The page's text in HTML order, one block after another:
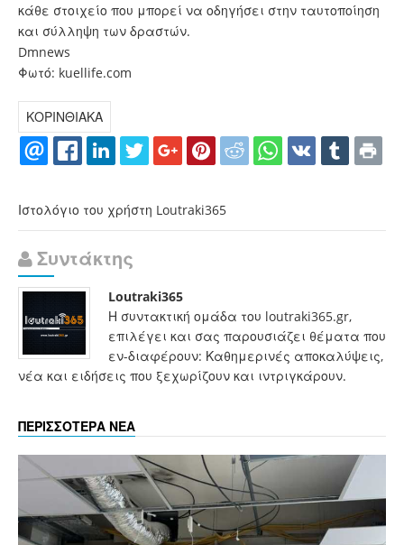
κάθε στοιχείο που μπορεί να οδηγήσει στην ταυτοποίηση
και σύλληψη των δραστών.
Dmnews
Φωτό: kuellife.com
ΚΟΡΙΝΘΙΑΚΑ
Ιστολόγιο του χρήστη Loutraki365
Συντάκτης
Loutraki365
Η συντακτική ομάδα του loutraki365.gr,
επιλέγει και σας παρουσιάζει θέματα που
εν-διαφέρουν: Καθημερινές αποκαλύψεις,
νέα και ειδήσεις που ξεχωρίζουν και ιντριγκάρουν.
ΠΕΡΙΣΣΟΤΕΡΑ ΝΕΑ